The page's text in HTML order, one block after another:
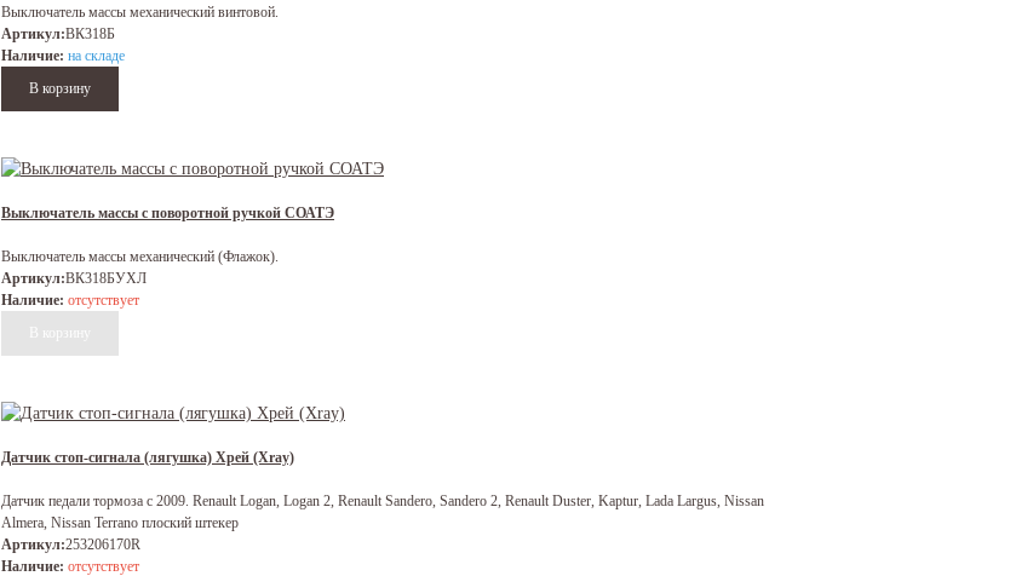
Выключатель массы механический винтовой.
Артикул:ВК318Б
Наличие: на складе
Выключатель массы с поворотной ручкой СОАТЭ
Выключатель массы механический (Флажок).
Артикул:ВК318БУХЛ
Наличие: отсутствует
Датчик стоп-сигнала (лягушка) Хрей (Xray)
Датчик педали тормоза с 2009. Renault Logan, Logan 2, Renault Sandero, Sandero 2, Renault Duster, Kaptur, Lada Largus, Nissan
Almera, Nissan Terrano плоский штекер
Артикул:253206170R
Наличие: отсутствует